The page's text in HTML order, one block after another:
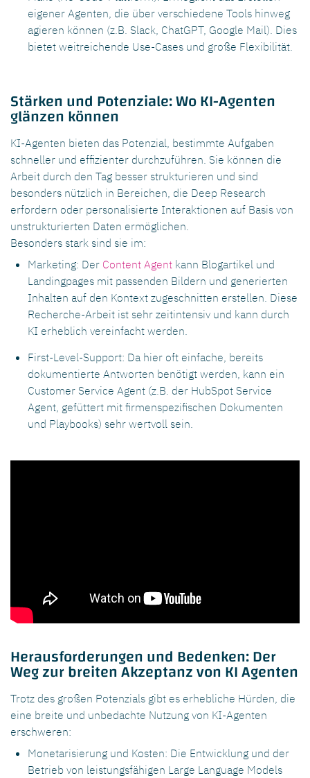
eigener Agenten, die über verschiedene Tools hinweg
agieren können (z.B. Slack, ChatGPT, Google Mail). Dies
bietet weitreichende Use-Cases und große Flexibilität.
Stärken und Potenziale: Wo KI-Agenten
glänzen können
KI-Agenten bieten das Potenzial, bestimmte Aufgaben
schneller und effizienter durchzuführen. Sie können die
Arbeit durch den Tag besser strukturieren und sind
besonders nützlich in Bereichen, die Deep Research
erfordern oder personalisierte Interaktionen auf Basis von
unstrukturierten Daten ermöglichen.
Besonders stark sind sie im:
Marketing: Der Content Agent kann Blogartikel und
Landingpages mit passenden Bildern und generierten
Inhalten auf den Kontext zugeschnitten erstellen. Diese
Recherche-Arbeit ist sehr zeitintensiv und kann durch
KI erheblich vereinfacht werden.
First-Level-Support: Da hier oft einfache, bereits
dokumentierte Antworten benötigt werden, kann ein
Customer Service Agent (z.B. der HubSpot Service
Agent, gefüttert mit firmenspezifischen Dokumenten
und Playbooks) sehr wertvoll sein.
Herausforderungen und Bedenken: Der
Weg zur breiten Akzeptanz von KI Agenten
Trotz des großen Potenzials gibt es erhebliche Hürden, die
eine breite und unbedachte Nutzung von KI-Agenten
erschweren:
Monetarisierung und Kosten: Die Entwicklung und der
Betrieb von leistungsfähigen Large Language Models